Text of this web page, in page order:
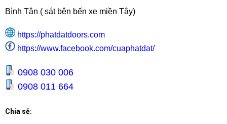
Bình Tân ( sát bên bến xe miền Tây)
https://phatdatdoors.com
https://www.facebook.com/cuaphatdat/
0908 030 006
0908 011 664
Chia sẻ: